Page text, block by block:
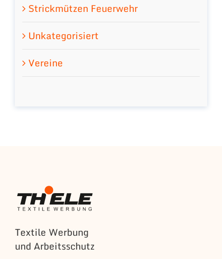
Strickmützen Feuerwehr
Unkategorisiert
Vereine
Textile Werbung
und Arbeitsschutz